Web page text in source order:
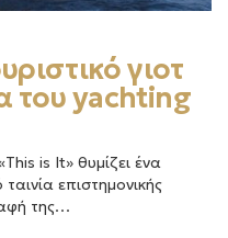
γιοτ
του yachting
is Ιt» θυμίζει ένα
επιστημονικής
της…